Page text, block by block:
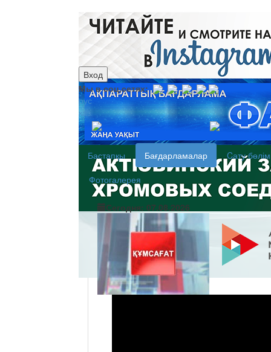
Вход
Мы в соц.сетях:
рус
каз
Бастапқы Бағдарламалар
Cату
Фотогалерея
Сегодня: 07.08.2026